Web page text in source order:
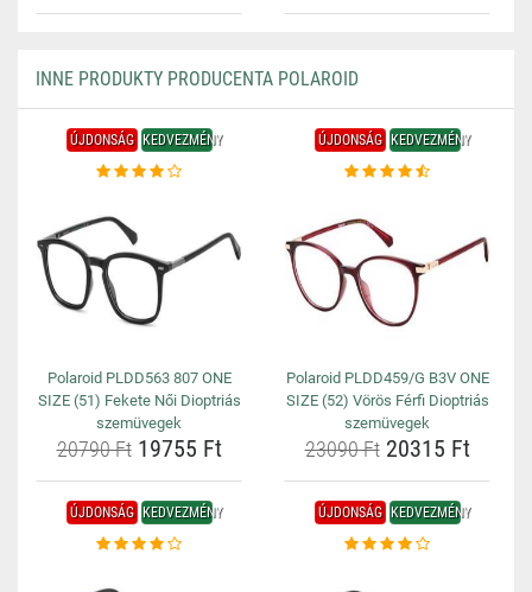
INNE PRODUKTY PRODUCENTA POLAROID
ÚJDONSÁG KEDVEZMÉNY
Polaroid PLDD563 807 ONE
SIZE (51) Fekete Női Dioptriás
szemüvegek
20790 Ft19755 Ft
ÚJDONSÁG KEDVEZMÉNY
Polaroid PLDD459/G B3V ONE
SIZE (52) Vörös Férfi Dioptriás
szemüvegek
23090 Ft20315 Ft
ÚJDONSÁG KEDVEZMÉNY ÚJDONSÁG KEDVEZMÉNY